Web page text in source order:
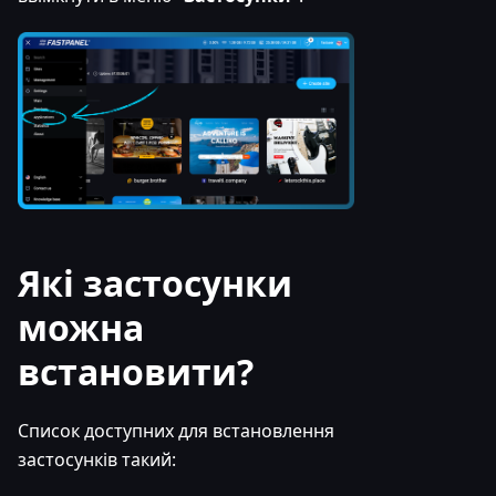
Які застосунки
можна
встановити?
Список доступних для встановлення
застосунків такий: